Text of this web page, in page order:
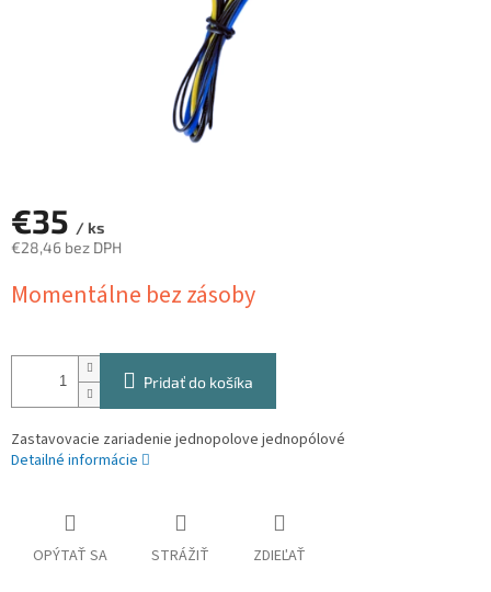
€35 / ks
€28,46 bez DPH
cena:
Momentálne bez zásoby
Pridať do košíka
Zastavovacie zariadenie jednopolove jednopólové
Detailné informácie
OPÝTAŤ SA STRÁŽIŤ ZDIEĽAŤ